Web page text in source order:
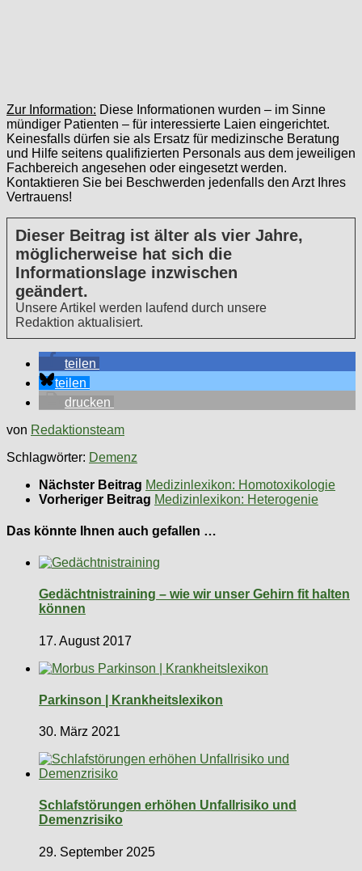
Zur Information: Diese Informationen wurden – im Sinne
mündiger Patienten – für interessierte Laien eingerichtet.
Keinesfalls dürfen sie als Ersatz für medizinsche Beratung
und Hilfe seitens qualifizierten Personals aus dem jeweiligen
Fachbereich angesehen oder eingesetzt werden.
Kontaktieren Sie bei Beschwerden jedenfalls den Arzt Ihres
Vertrauens!
Dieser Beitrag ist älter als vier Jahre,
möglicherweise hat sich die
Informationslage inzwischen
geändert.
Unsere Artikel werden laufend durch unsere
Redaktion aktualisiert.
teilen
teilen
drucken
von Redaktionsteam
Schlagwörter: Demenz
Nächster Beitrag Medizinlexikon: Homotoxikologie
Vorheriger Beitrag Medizinlexikon: Heterogenie
Das könnte Ihnen auch gefallen …
Gedächtnistraining – wie wir unser Gehirn fit halten
können
17. August 2017
Parkinson | Krankheitslexikon
30. März 2021
Schlafstörungen erhöhen Unfallrisiko und
Demenzrisiko
29. September 2025